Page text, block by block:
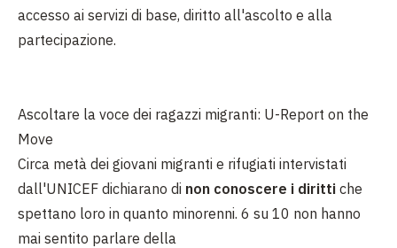
accesso ai servizi di base, diritto all'ascolto e alla
partecipazione.
Ascoltare la voce dei ragazzi migranti: U-Report on the
Move
Circa metà dei giovani migranti e rifugiati intervistati
dall'UNICEF dichiarano di non conoscere i diritti che
spettano loro in quanto minorenni. 6 su 10 non hanno
mai sentito parlare della